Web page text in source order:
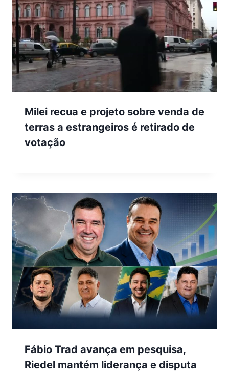
Milei recua e projeto sobre venda de
terras a estrangeiros é retirado de
votação
Fábio Trad avança em pesquisa,
Riedel mantém liderança e disputa